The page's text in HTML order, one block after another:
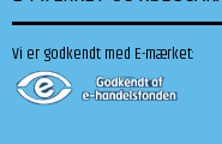
Vi er godkendt med E-mærket: